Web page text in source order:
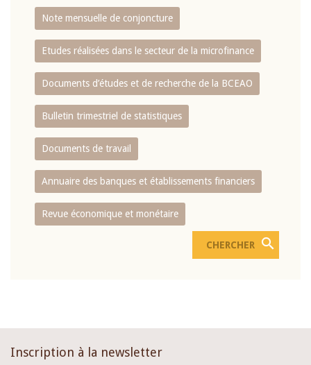
Note mensuelle de conjoncture
Etudes réalisées dans le secteur de la microfinance
Documents d’études et de recherche de la BCEAO
Bulletin trimestriel de statistiques
Documents de travail
Annuaire des banques et établissements financiers
Revue économique et monétaire
Inscription à la newsletter